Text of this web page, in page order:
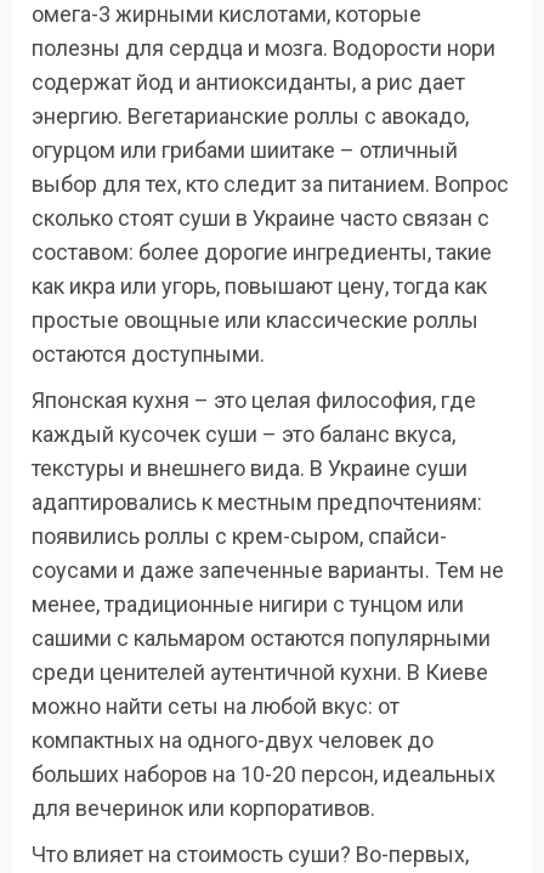
омега-3 жирными кислотами, которые
полезны для сердца и мозга. Водорости нори
содержат йод и антиоксиданты, а рис дает
энергию. Вегетарианские роллы с авокадо,
огурцом или грибами шиитаке – отличный
выбор для тех, кто следит за питанием. Вопрос
сколько стоят суши в Украине часто связан с
составом: более дорогие ингредиенты, такие
как икра или угорь, повышают цену, тогда как
простые овощные или классические роллы
остаются доступными.
Японская кухня – это целая философия, где
каждый кусочек суши – это баланс вкуса,
текстуры и внешнего вида. В Украине суши
адаптировались к местным предпочтениям:
появились роллы с крем-сыром, спайси-
соусами и даже запеченные варианты. Тем не
менее, традиционные нигири с тунцом или
сашими с кальмаром остаются популярными
среди ценителей аутентичной кухни. В Киеве
можно найти сеты на любой вкус: от
компактных на одного-двух человек до
больших наборов на 10-20 персон, идеальных
для вечеринок или корпоративов.
Что влияет на стоимость суши? Во-первых,